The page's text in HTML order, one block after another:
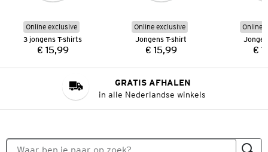
Online exclusive
3 jongens T-shirts
Prijs:
€ 15,99
Online exclusive
Jongens T-shirt
Prijs:
€ 15,99
Online
€
GRATIS AFHALEN
in alle Nederlandse winkels